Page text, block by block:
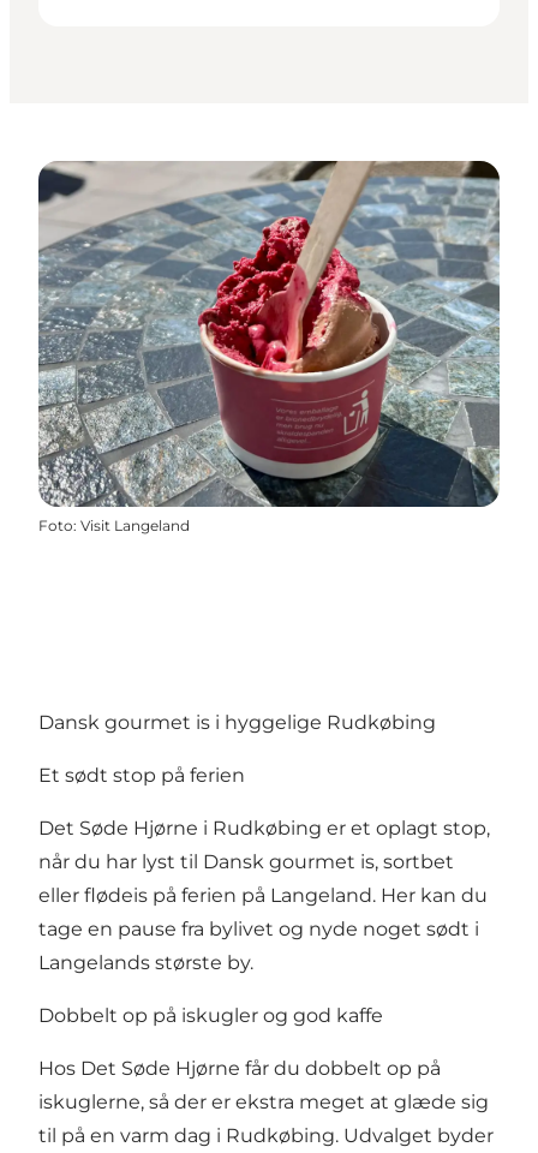
Foto: Visit Langeland
Dansk gourmet is i hyggelige Rudkøbing
Et sødt stop på ferien
Det Søde Hjørne i Rudkøbing er et oplagt stop,
når du har lyst til Dansk gourmet is, sortbet
eller flødeis på ferien på Langeland. Her kan du
tage en pause fra bylivet og nyde noget sødt i
Langelands største by.
Dobbelt op på iskugler og god kaffe
Hos Det Søde Hjørne får du dobbelt op på
iskuglerne, så der er ekstra meget at glæde sig
til på en varm dag i Rudkøbing. Udvalget byder